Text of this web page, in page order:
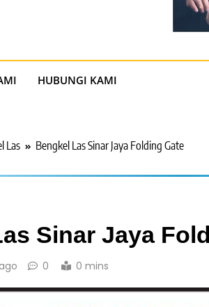
HUBUNGI KAMI
Las Bengkel Las Sinar Jaya Folding Gate
Sinar Jaya
0 0 mins